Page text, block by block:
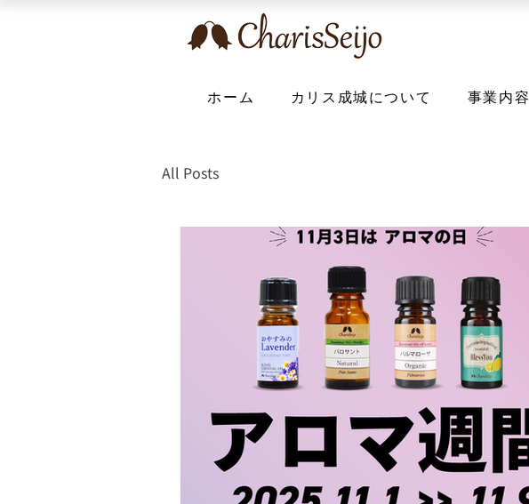
ホーム カリス成城について 事業内容
All Posts